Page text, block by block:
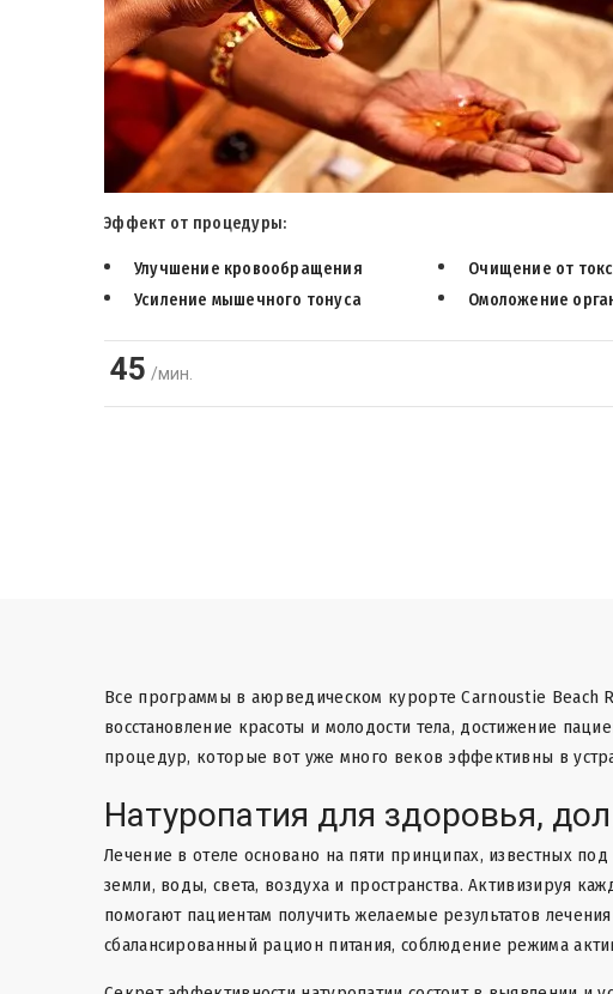
Эффект от процедуры:
Улучшение кровообращения
Очищение от
Усиление мышечного тонуса
Омоложение
45 /мин.
Все программы в аюрведическом курорте Carnoustie Beach
восстановление красоты и молодости тела, достижение
процедур, которые вот уже много веков эффективны в
Натуропатия для здоровья,
Лечение в отеле основано на пяти принципах, известных под
земли, воды, света, воздуха и пространства. Активизируя
помогают пациентам получить желаемые результатов
сбалансированный рацион питания, соблюдение режима